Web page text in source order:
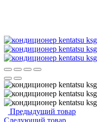
Предыдущий товар
Следующий товар